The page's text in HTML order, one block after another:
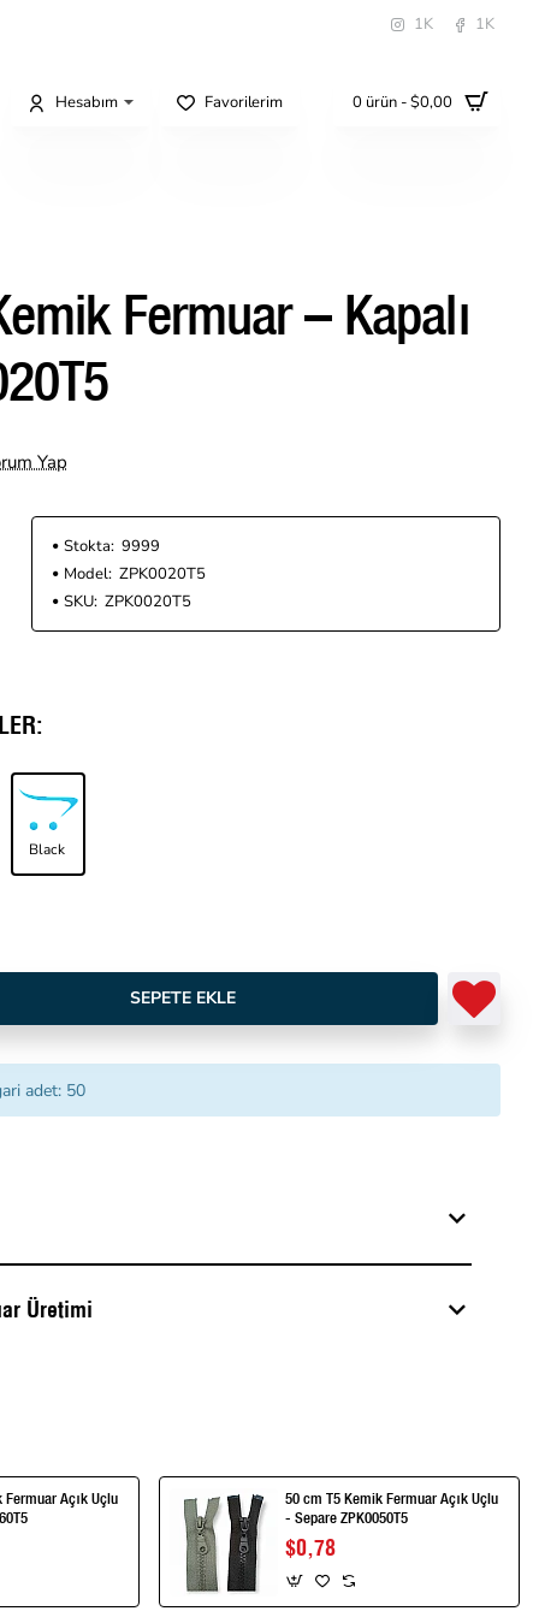
1K 1K
Hesabım Favorilerim 0 ürün - $0,00
Fermuar – Kapalı
Yap
Stokta: 9999
Model: ZPK0020T5
SKU: ZPK0020T5
Black
SEPETE EKLE
adet: 50
Üretimi
Açık Uçlu
50 cm T5 Kemik Fermuar Açık Uçlu
- Separe ZPK0050T5
$0,78